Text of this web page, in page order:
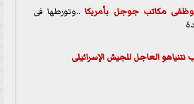
مكاتب جوجل بأمريكا..وتورطها فى
العاجل للجيش الإسرائيلى